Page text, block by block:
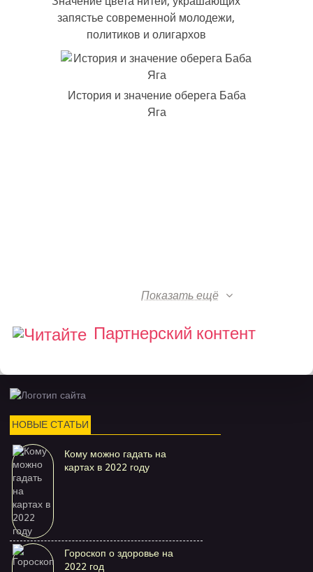
запястье современной молодежи,
политиков и олигархов
История и значение оберега Баба
Яга
Показать ещё
Партнерский контент
НОВЫЕ СТАТЬИ
Кому можно гадать на
картах в 2022 году
Гороскоп о здоровье на
2022 год